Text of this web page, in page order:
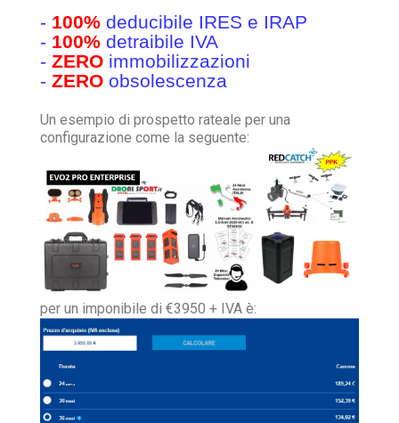
- 100% deducibile IRES e IRAP
- 100% detraibile IVA
- ZERO immobilizzazioni
- ZERO obsolescenza
Un esempio di prospetto rateale per una
configurazione come la seguente:
per un imponibile di €3950 + IVA è: